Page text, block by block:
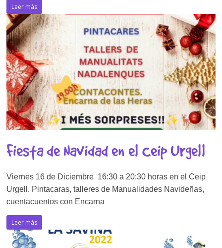
Leer más
Fiesta de Navidad en el Ceip Urgell
Viernes 16 de Diciembre 16:30 a 20:30 horas en el Ceip
Urgell. Pintacaras, talleres de Manualidades Navideñas,
cuentacuentos con Encarna
Leer más